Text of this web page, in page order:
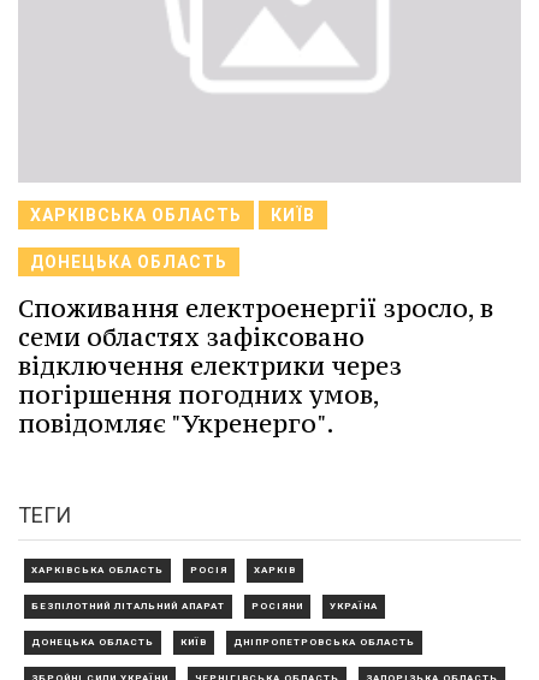
ХАРКІВСЬКА ОБЛАСТЬ КИЇВ
ДОНЕЦЬКА ОБЛАСТЬ
Споживання електроенергії зросло, в
семи областях зафіксовано
відключення електрики через
погіршення погодних умов,
повідомляє "Укренерго".
ТЕГИ
ХАРКІВСЬКА ОБЛАСТЬ РОСІЯ ХАРКІВ
БЕЗПІЛОТНИЙ ЛІТАЛЬНИЙ АПАРАТ РОСІЯНИ УКРАЇНА
ДОНЕЦЬКА ОБЛАСТЬ КИЇВ ДНІПРОПЕТРОВСЬКА ОБЛАСТЬ